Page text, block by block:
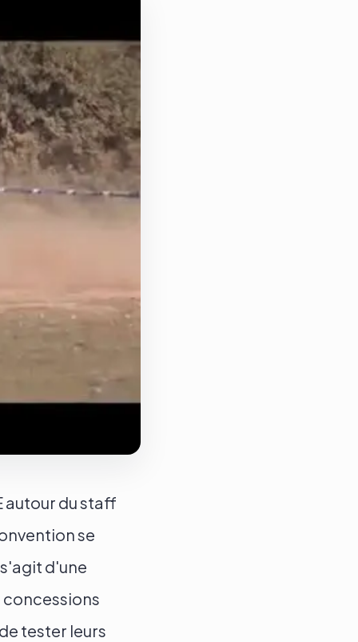
autour du staff
se
d'une
concessions
tester leurs